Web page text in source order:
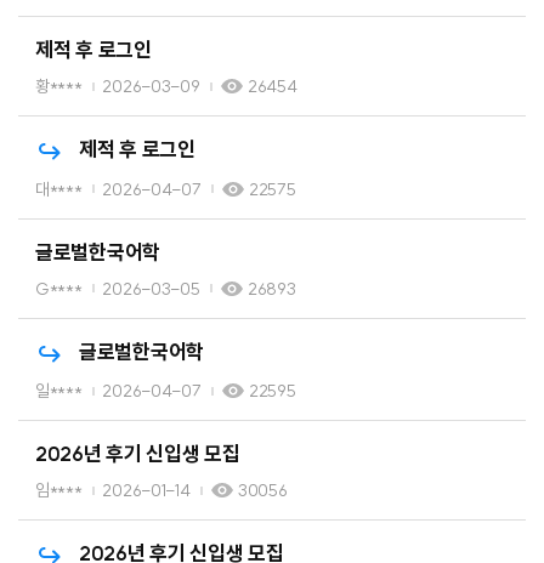
제적 후 로그인
황**** 2026-03-09 26454
제적 후 로그인
대**** 2026-04-07 22575
글로벌한국어학
G**** 2026-03-05 26893
글로벌한국어학
일**** 2026-04-07 22595
2026년 후기 신입생 모집
임**** 2026-01-14 30056
2026년 후기 신입생 모집